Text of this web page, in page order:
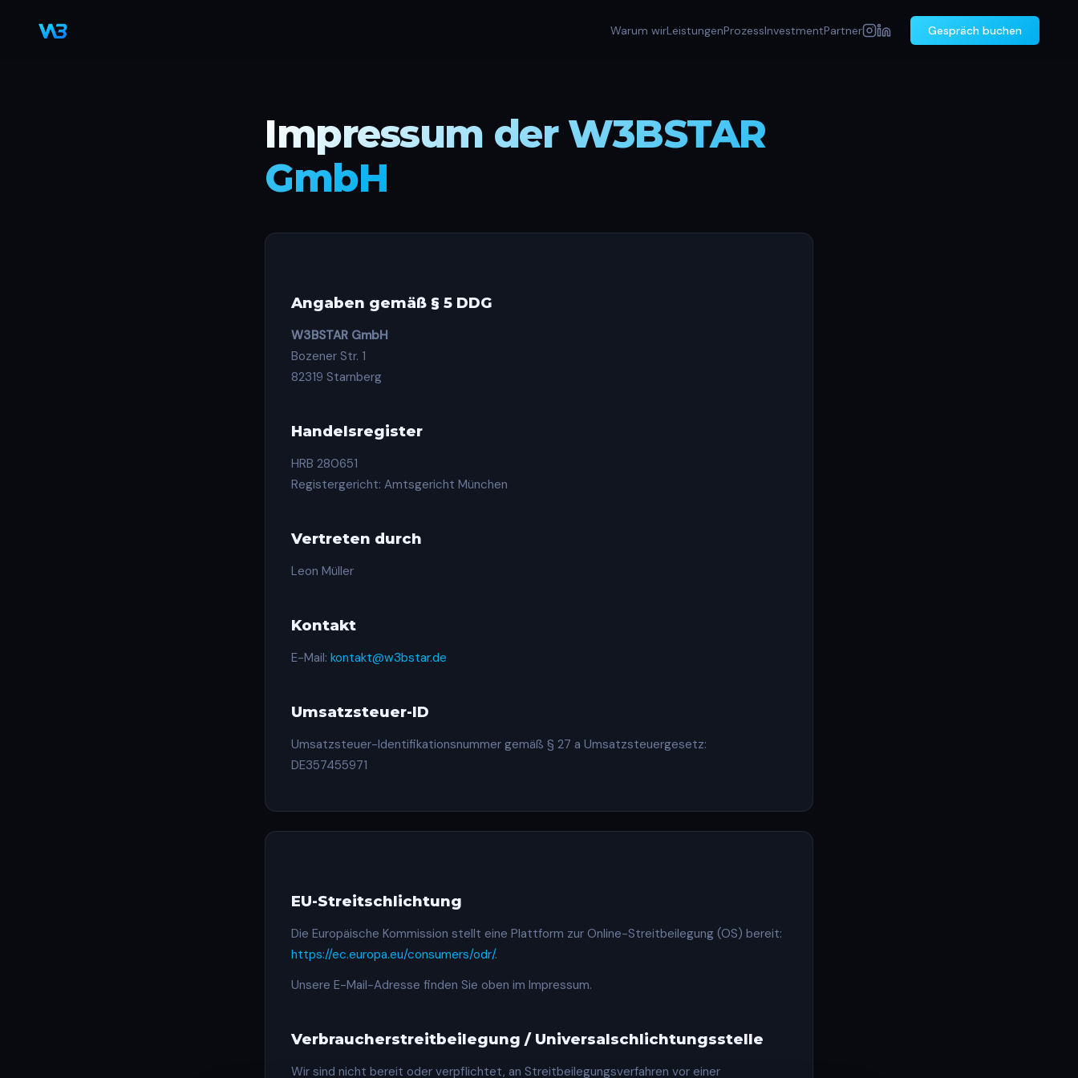
Warum wirLeistungenProzessInvestmentPartner Gespräch buchen
Impressum der W3BSTAR
GmbH
Angaben gemäß § 5 DDG
W3BSTAR GmbH
Bozener Str. 1
82319 Starnberg
Handelsregister
HRB 280651
Registergericht: Amtsgericht München
Vertreten durch
Leon Müller
Kontakt
E-Mail: kontakt@w3bstar.de
Umsatzsteuer-ID
Umsatzsteuer-Identifikationsnummer gemäß § 27 a Umsatzsteuergesetz:
DE357455971
EU-Streitschlichtung
Die Europäische Kommission stellt eine Plattform zur Online-Streitbeilegung (OS) bereit:
https://ec.europa.eu/consumers/odr/.
Unsere E-Mail-Adresse finden Sie oben im Impressum.
Verbraucher­streit­beilegung / Universal­schlichtungs­stelle
Wir sind nicht bereit oder verpflichtet, an Streitbeilegungsverfahren vor einer